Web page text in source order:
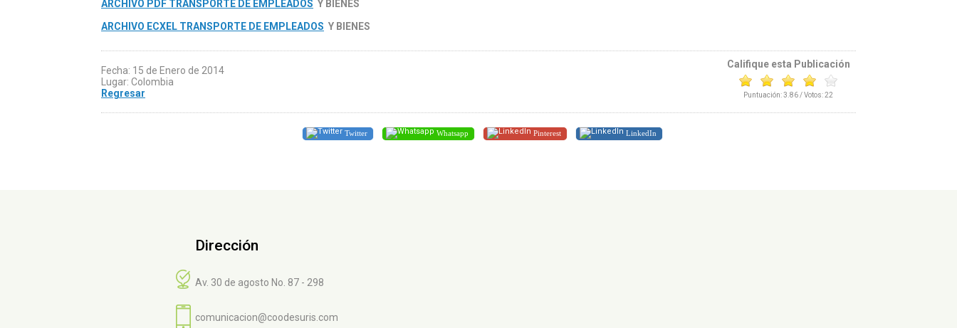
ARCHIVO PDF TRANSPORTE DE EMPLEADOS Y BIENES
ARCHIVO ECXEL TRANSPORTE DE EMPLEADOS Y BIENES
Fecha: 15 de Enero de 2014
Lugar: Colombia
Regresar
Califique esta Publicación
Puntuación:3.86/ Votos:22
Twitter Whatsapp Pinterest LinkedIn
Dirección
Av. 30 de agosto No. 87 - 298
comunicacion@coodesuris.com